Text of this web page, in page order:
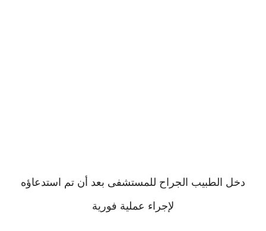
دخل الطبيب الجراح للمستشفى بعد أن تم استدعاؤه
لإجراء عملية فورية